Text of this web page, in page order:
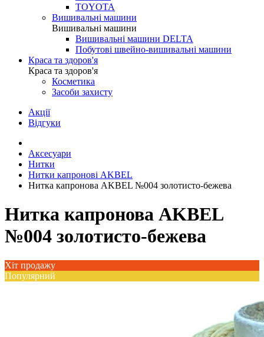
TOYOTA
Вишивальні машини
Вишивальні машини
Вишивальні машини DELTA
Побутові швейно-вишивальні машини
Краса та здоров'я
Краса та здоров'я
Косметика
Засоби захисту
Акції
Відгуки
Аксесуари
Нитки
Нитки капронові AKBEL
Нитка капронова AKBEL №004 золотисто-бежева
Нитка капронова AKBEL
№004 золотисто-бежева
Хіт продажу
Популярний